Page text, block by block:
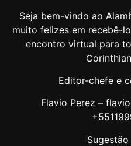
Seja bem-vindo ao
muito felizes em recebê-
encontro virtual para
Editor-chefe e
Flavio Perez –